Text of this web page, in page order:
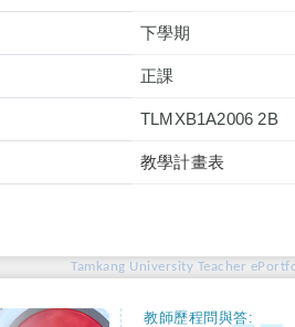
下學期
正課
TLMXB1A2006 2B
教學計畫表
Tamkang University Teacher
教師歷程問與答: